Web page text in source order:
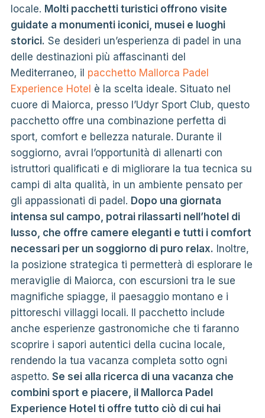
locale. Molti pacchetti turistici offrono visite
guidate a monumenti iconici, musei e luoghi
storici. Se desideri un’esperienza di padel in una
delle destinazioni più affascinanti del
Mediterraneo, il pacchetto Mallorca Padel
Experience Hotel è la scelta ideale. Situato nel
cuore di Maiorca, presso l’Udyr Sport Club, questo
pacchetto offre una combinazione perfetta di
sport, comfort e bellezza naturale. Durante il
soggiorno, avrai l’opportunità di allenarti con
istruttori qualificati e di migliorare la tua tecnica su
campi di alta qualità, in un ambiente pensato per
gli appassionati di padel. Dopo una giornata
intensa sul campo, potrai rilassarti nell’hotel di
lusso, che offre camere eleganti e tutti i comfort
necessari per un soggiorno di puro relax. Inoltre,
la posizione strategica ti permetterà di esplorare le
meraviglie di Maiorca, con escursioni tra le sue
magnifiche spiagge, il paesaggio montano e i
pittoreschi villaggi locali. Il pacchetto include
anche esperienze gastronomiche che ti faranno
scoprire i sapori autentici della cucina locale,
rendendo la tua vacanza completa sotto ogni
aspetto. Se sei alla ricerca di una vacanza che
combini sport e piacere, il Mallorca Padel
Experience Hotel ti offre tutto ciò di cui hai